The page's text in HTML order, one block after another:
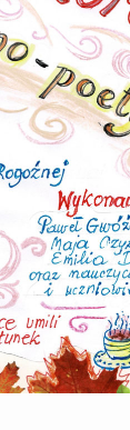
JAKOŚCIĄ –
NA